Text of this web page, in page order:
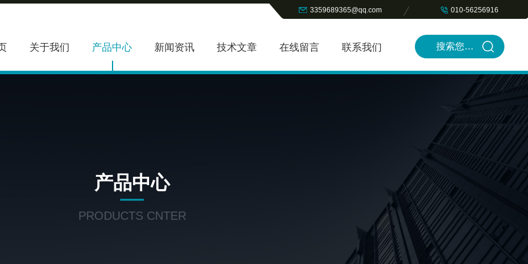
3359689365@qq.com 010-56256916
关于我们 产品中心 新闻资讯 技术文章 在线留言 联系我们
产品中心
PRODUCTS CNTER